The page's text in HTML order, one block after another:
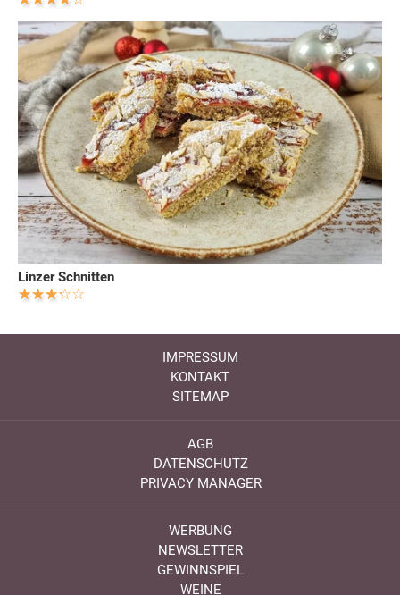
Linzer Schnitten
IMPRESSUM
KONTAKT
SITEMAP
AGB
DATENSCHUTZ
PRIVACY MANAGER
WERBUNG
NEWSLETTER
GEWINNSPIEL
WEINE